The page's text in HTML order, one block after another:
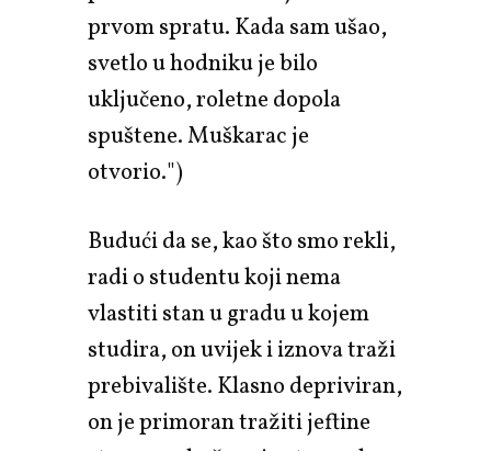
prvom spratu. Kada sam ušao,
svetlo u hodniku je bilo
uključeno, roletne dopola
spuštene. Muškarac je
otvorio.")
Budući da se, kao što smo rekli,
radi o studentu koji nema
vlastiti stan u gradu u kojem
studira, on uvijek i iznova traži
prebivalište. Klasno depriviran,
on je primoran tražiti jeftine